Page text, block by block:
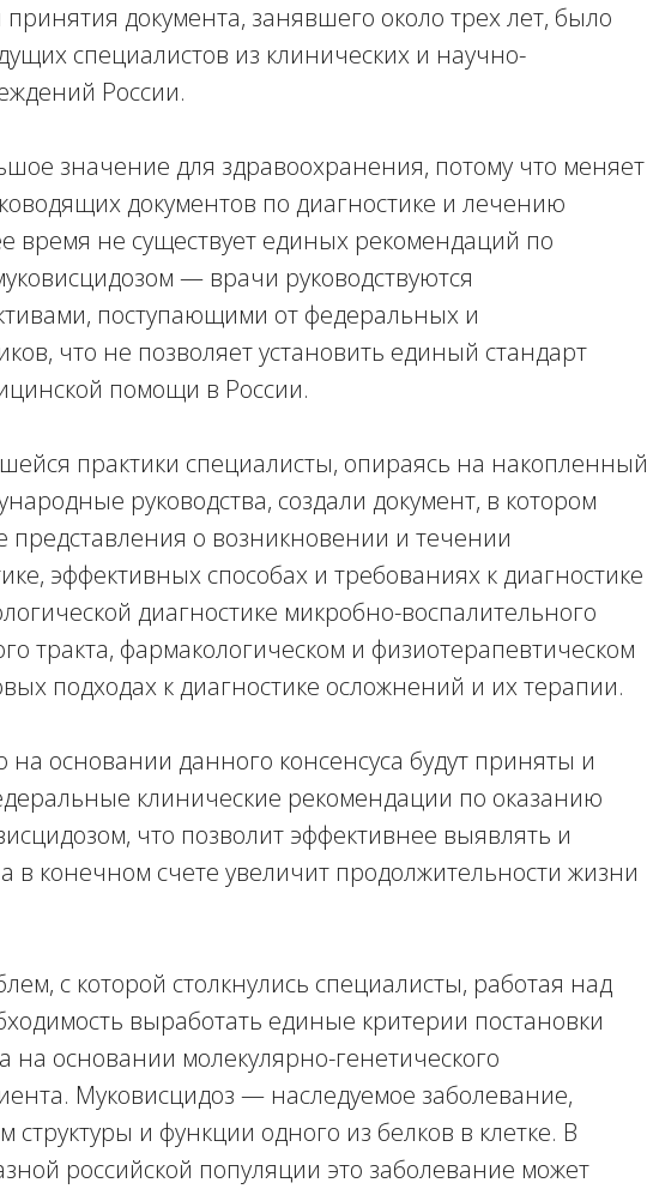
принятия документа, занявшего около трех лет, было
специалистов из клинических и научно-
России.
значение для здравоохранения, потому что меняет
документов по диагностике и лечению
время не существует единых рекомендаций по
— врачи руководствуются
поступающими от федеральных и
что не позволяет установить единый стандарт
помощи в России.
практики специалисты, опираясь на накопленный
руководства, создали документ, в котором
о возникновении и течении
эффективных способах и требованиях к диагностике
диагностике микробно-воспалительного
тракта, фармакологическом и физиотерапевтическом
подходах к диагностике осложнений и их терапии.
на основании данного консенсуса будут приняты и
клинические рекомендации по оказанию
что позволит эффективнее выявлять и
в конечном счете увеличит продолжительности жизни
с которой столкнулись специалисты, работая над
выработать единые критерии постановки
на основании молекулярно-генетического
Муковисцидоз — наследуемое заболевание,
и функции одного из белков в клетке. В
российской популяции это заболевание может